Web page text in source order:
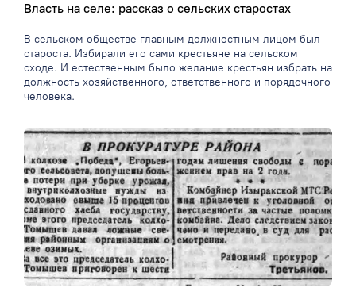
Власть на селе: рассказ о сельских старостах
В сельском обществе главным должностным лицом был
староста. Избирали его сами крестьяне на сельском
сходе. И естественным было желание крестьян избрать на
должность хозяйственного, ответственного и порядочного
человека.